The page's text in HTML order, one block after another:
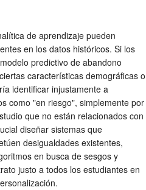
de aprendizaje pueden
en los datos históricos. Si los
predictivo de abandono
características demográficas o
identificar injustamente a
como "en riesgo", simplemente por
que no están relacionados con
diseñar sistemas que
desigualdades existentes,
en busca de sesgos y
justo a todos los estudiantes en